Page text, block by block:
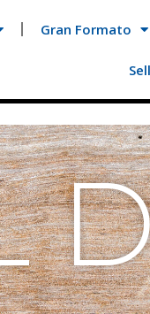
Gran Formato